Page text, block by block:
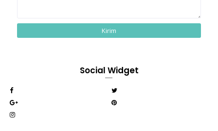
Social Widget